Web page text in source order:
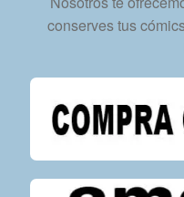
cantidad
conserves tus